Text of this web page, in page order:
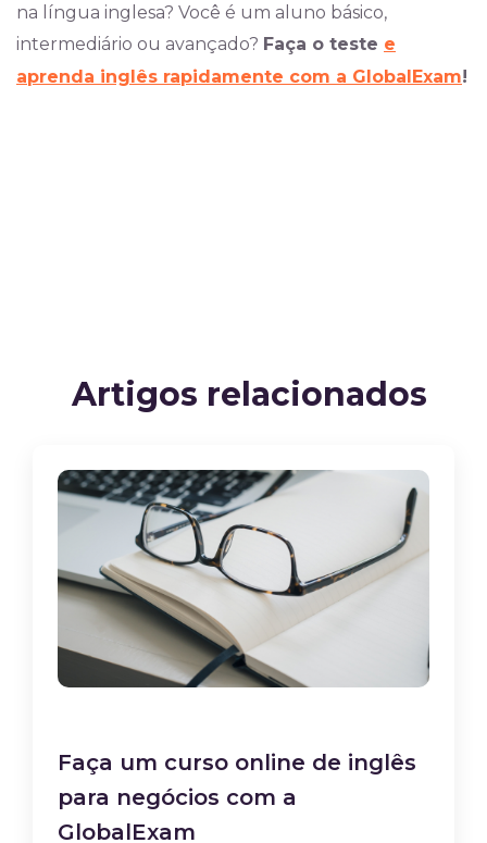
na língua inglesa? Você é um aluno básico,
intermediário ou avançado? Faça o teste e
aprenda inglês rapidamente com a GlobalExam!
Artigos relacionados
Faça um curso online de inglês
para negócios com a
GlobalExam